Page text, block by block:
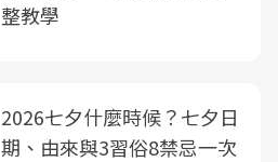
整教學
2026七夕什麼時候？七夕日
期、由來與3習俗8禁忌一次